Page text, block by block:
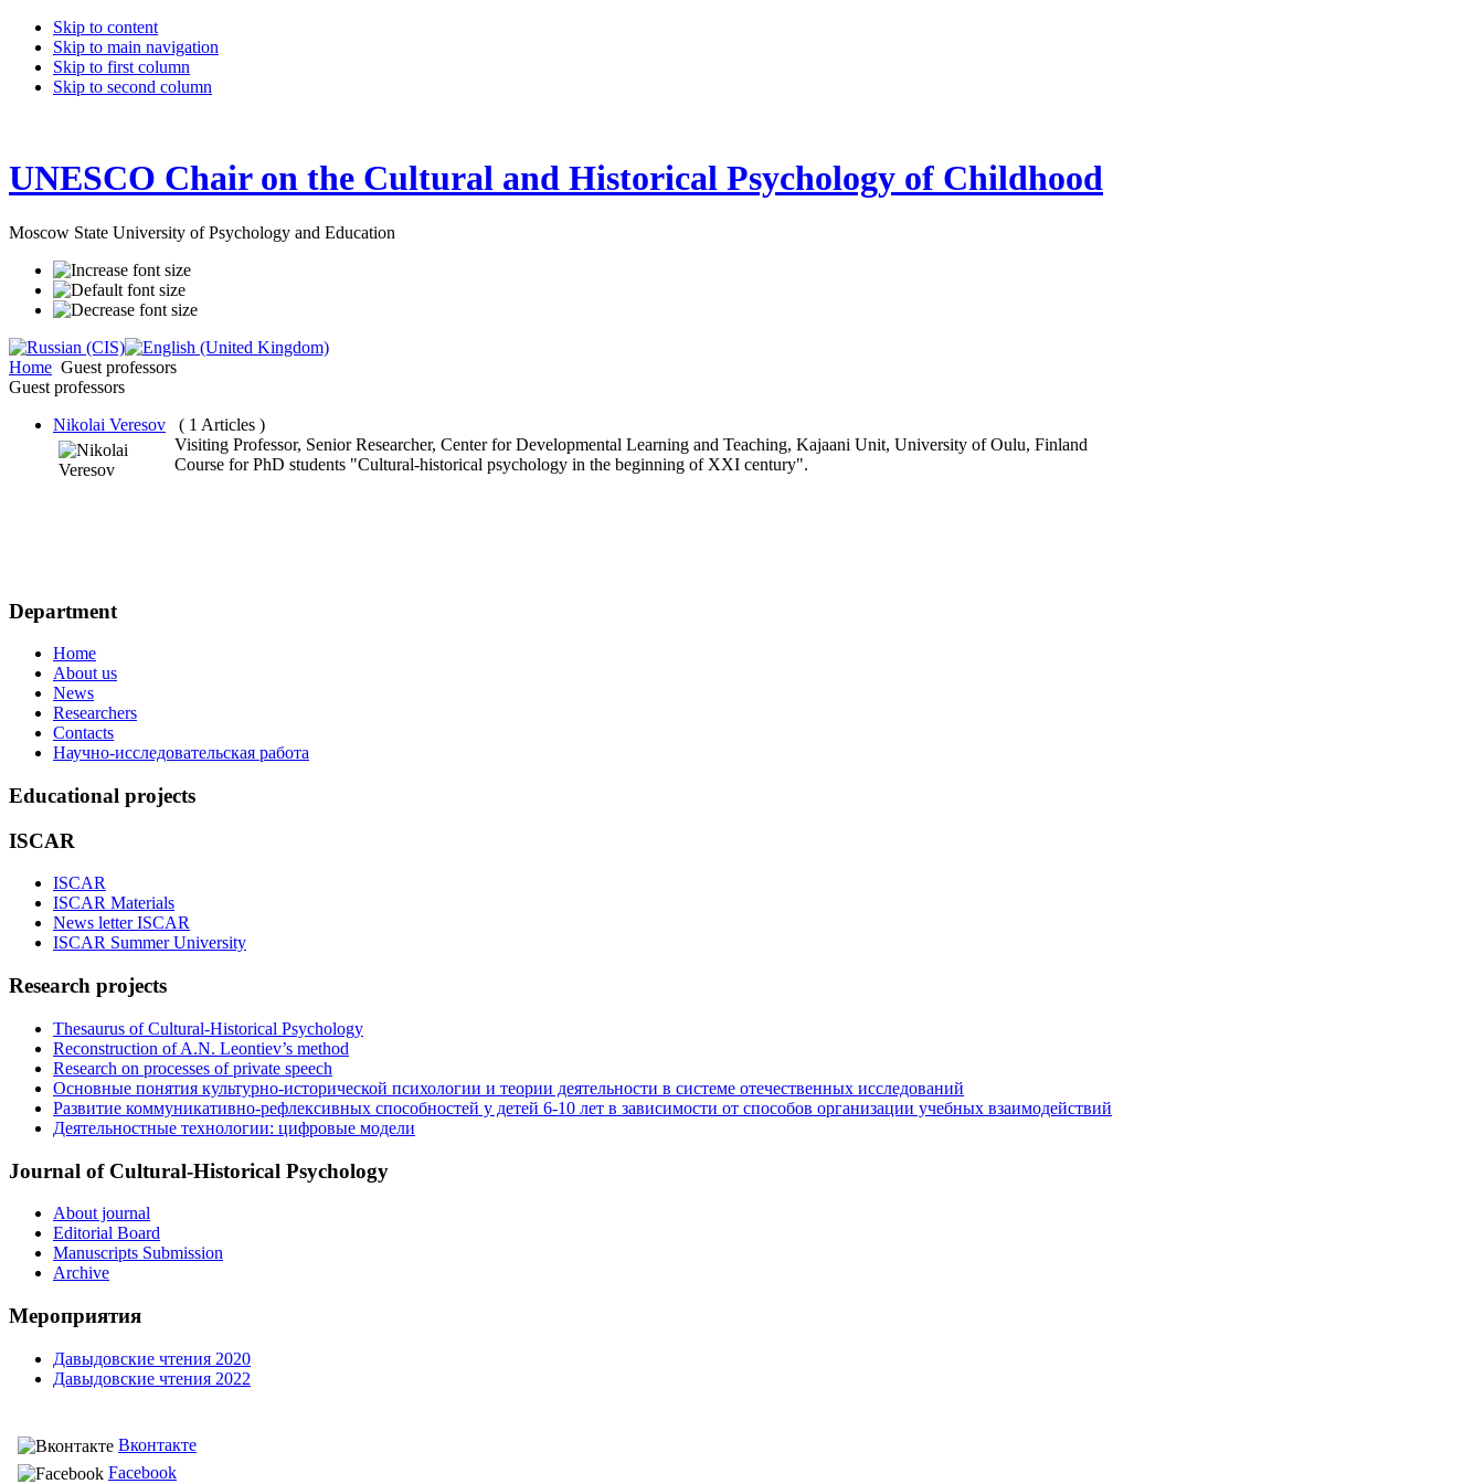
Skip to content
Skip to main navigation
Skip to first column
Skip to second column
UNESCO Chair on the Cultural and Historical Psychology of Childhood
Moscow State University of Psychology and Education
Home Guest professors
Guest professors
Nikolai Veresov
( 1 Articles )
Visiting Professor, Senior Researcher, Center for Developmental Learning and Teaching, Kajaani Unit, University of Oulu, Finland
Сourse for PhD students "Cultural-historical psychology in the beginning of XXI century".
Department
Home
About us
News
Researchers
Contacts
Научно-исследовательская работа
Educational projects
ISCAR
ISCAR
ISCAR Materials
News letter ISCAR
ISCAR Summer University
Research projects
Thesaurus of Cultural-Historical Psychology
Reconstruction of A.N. Leontiev’s method
Research on processes of private speech
Основные понятия культурно-исторической психологии и теории деятельности в системе отечественных исследований
Развитие коммуникативно-рефлексивных способностей у детей 6-10 лет в зависимости от способов организации учебных взаимодействий
Деятельностные технологии: цифровые модели
Journal of Cultural-Historical Psychology
About journal
Editorial Board
Manuscripts Submission
Archive
Мероприятия
Давыдовские чтения 2020
Давыдовские чтения 2022
Вконтакте
Facebook